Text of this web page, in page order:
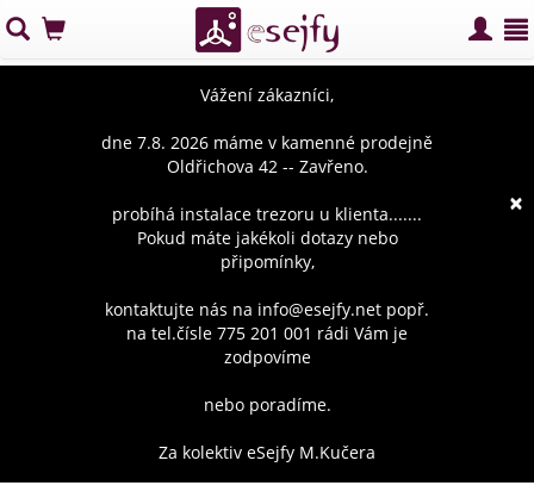
×
Vážení zákazníci,
dne 7.8. 2026 máme v kamenné prodejně
Oldřichova 42 -- Zavřeno.
probíhá instalace trezoru u klienta.......
Pokud máte jakékoli dotazy nebo
připomínky,
kontaktujte nás na info@esejfy.net popř.
na tel.čísle 775 201 001 rádi Vám je
zodpovíme
nebo poradíme.
Za kolektiv eSejfy M.Kučera